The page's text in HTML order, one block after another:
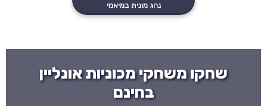
נהג מונית במיאמי
שחקו משחקי מכוניות אונליין
בחינם